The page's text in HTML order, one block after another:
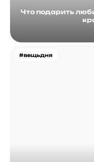
Что подарить
#вещьдня